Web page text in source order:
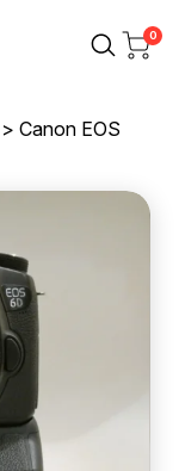
0
> Canon EOS